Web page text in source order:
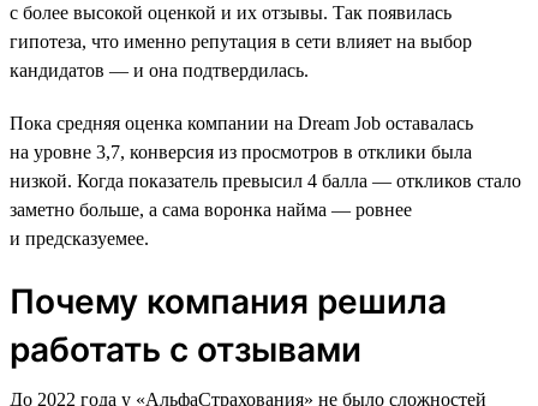
с более высокой оценкой и их отзывы. Так появилась
гипотеза, что именно репутация в сети влияет на выбор
кандидатов — и она подтвердилась.
Пока средняя оценка компании на Dream Job оставалась
на уровне 3,7, конверсия из просмотров в отклики была
низкой. Когда показатель превысил 4 балла — откликов стало
заметно больше, а сама воронка найма — ровнее
и предсказуемее.
Почему компания решила
работать с отзывами
До 2022 года у «АльфаСтрахования» не было сложностей